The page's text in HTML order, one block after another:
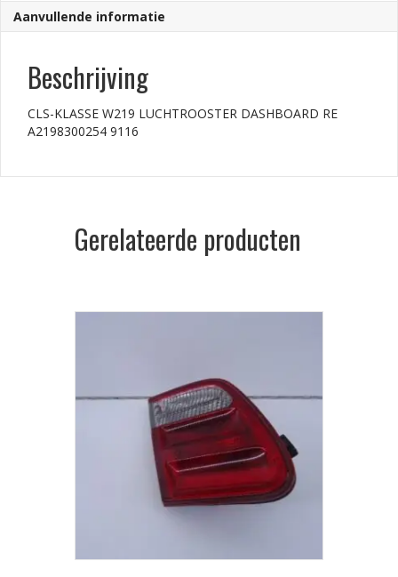
Aanvullende informatie
Beschrijving
CLS-KLASSE W219 LUCHTROOSTER DASHBOARD RE
A2198300254 9116
Gerelateerde producten